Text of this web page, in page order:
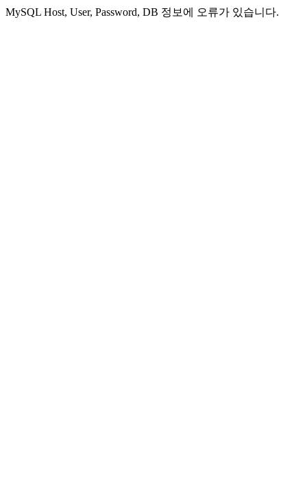
MySQL Host, User, Password, DB 정보에 오류가 있습니다.